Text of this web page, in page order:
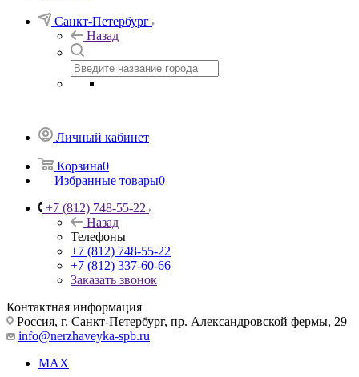
Санкт-Петербург
Назад
Личный кабинет
Корзина0
Избранные товары0
+7 (812) 748-55-22
Назад
Телефоны
+7 (812) 748-55-22
+7 (812) 337-60-66
Заказать звонок
Контактная информация
Россия, г. Санкт-Петербург, пр. Александровской фермы, 29
info@nerzhaveyka-spb.ru
MAX